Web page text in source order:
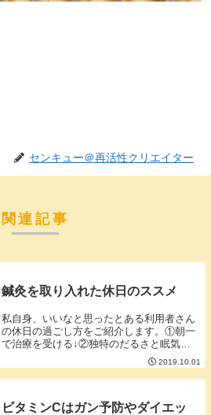
センキュー＠再活性クリエイター
関連記事
鍼灸を取り入れた休日のススメ
私自身、いいなと思ったとある利用者さん
の休日の過ごし方をご紹介します。①朝一
で治療を受ける↓②独特のだるさと眠気が
来る↓③昼寝をする↓④元気に活動できる独
特のだるさはカラダを休ませるための脳か
らの指令といわれています。寝ている間に
2019.10.01
ビタミンCはガン予防やダイエッ